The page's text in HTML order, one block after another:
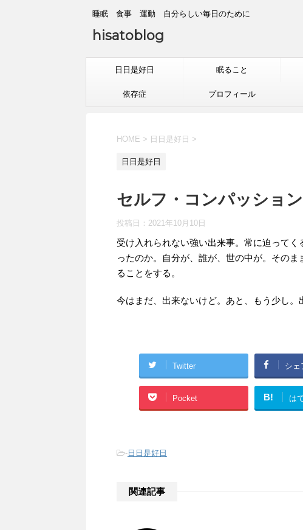
睡眠 食事 運動 自分らしい毎日のために
hisatoblog
日日是好日 眠ること
依存症 プロフィール
HOME > 日日是好日 >
日日是好日
セルフ・コンパッショ
投稿日： 2021年10月10日
受け入れられない強い出来事。常に迫って
ったのか。自分が、誰が、世の中が。その
ることをする。
今はまだ、出来ないけど。あと、もう少し。
Twitter シェ
Pocket B! は
- 日日是好日
関連記事